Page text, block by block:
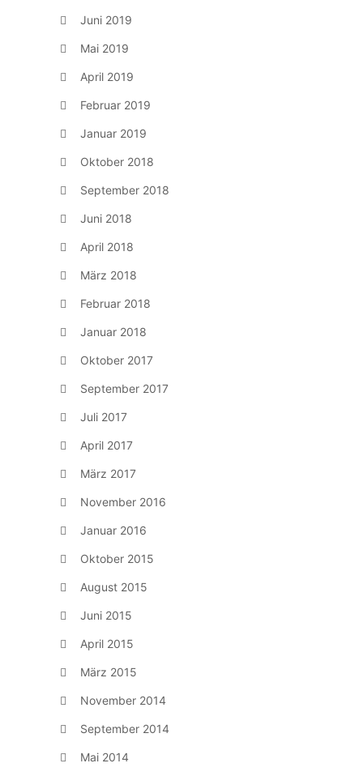
Juni 2019
Mai 2019
April 2019
Februar 2019
Januar 2019
Oktober 2018
September 2018
Juni 2018
April 2018
März 2018
Februar 2018
Januar 2018
Oktober 2017
September 2017
Juli 2017
April 2017
März 2017
November 2016
Januar 2016
Oktober 2015
August 2015
Juni 2015
April 2015
März 2015
November 2014
September 2014
Mai 2014